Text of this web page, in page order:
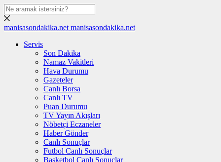
manisasondakika.net manisasondakika.net
Servis
Son Dakika
Namaz Vakitleri
Hava Durumu
Gazeteler
Canlı Borsa
Canlı TV
Puan Durumu
TV Yayın Akışları
Nöbetçi Eczaneler
Haber Gönder
Canlı Sonuçlar
Futbol Canlı Sonuçlar
Basketbol Canlı Sonuçlar